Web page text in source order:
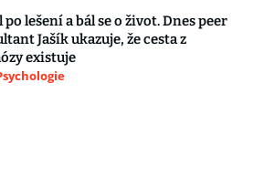
lešení a bál se o život. Dnes peer
Jašík ukazuje, že cesta z
existuje